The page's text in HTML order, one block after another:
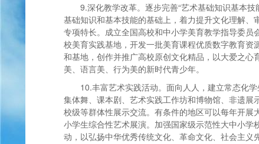
9.深化教学改革。逐步完善“艺术基础知识基本
基础知识和基本技能的基础上，着力提升文化理解
专项特长。成立全国高校和中小学美育教学指导委
校美育实践基地，开发一批美育课程优质数字教育
和基地，创作并推广高校原创文化精品，以大爱之
美、语言美、行为美的新时代青少年。
10.丰富艺术实践活动。面向人人，建立常态化
集体舞、课本剧、艺术实践工作坊和博物馆、非遗展
校级等群体性展示交流。有条件的地区可以每年开
小学生综合性艺术展演。加强国家级示范性大中小
动，以弘扬中华优秀传统文化、革命文化、社会主义